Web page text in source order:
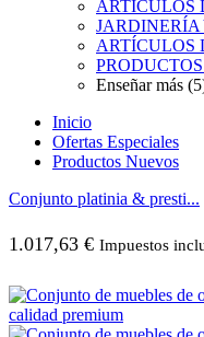
ARTÍCULOS
JARDINERÍA
ARTÍCULOS
Enseñar más
Inicio
Ofertas Especiales
Productos Nuevos
Conjunto platinia & presti...
1.017,63 € Impuestos